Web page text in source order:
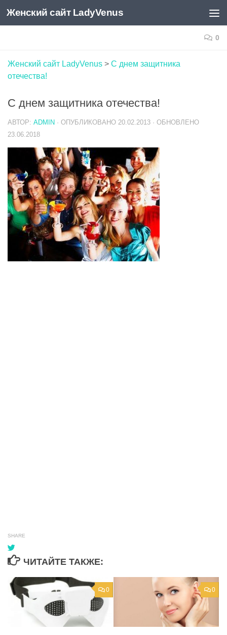
Skip to content
Женский сайт LadyVenus
0
Женский сайт LadyVenus > С днем защитника
отечества!
С днем защитника отечества!
АВТОР: ADMIN · ОПУБЛИКОВАНО 20.02.2013 · ОБНОВЛЕНО
23.06.2018
SHARE
ЧИТАЙТЕ ТАКЖЕ:
0 0